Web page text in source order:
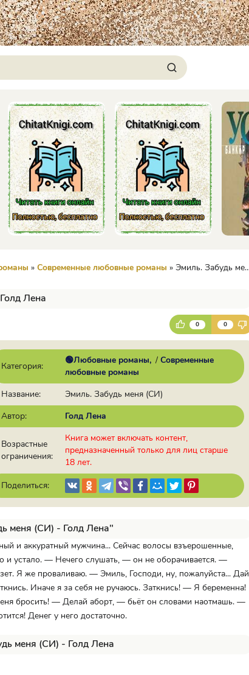
» Современные любовные романы » Эмиль. Забудь меня (СИ) - Голд Лена
Лена
0 0
Категория:
🟢Любовные романы / Современные
любовные романы
Название:
Эмиль. Забудь меня (СИ)
Автор:
Голд Лена
Возрастные
ограничения:
Книга может включать контент,
предназначенный только для лиц старше
18 лет.
Поделиться:
меня (СИ) - Голд Лена"
и аккуратный мужчина... Сейчас волосы взъерошенные,
и устало. — Нечего слушать, — он не оборачивается. —
Я же проваливаю. — Эмиль, Господи, ну, пожалуйста... Дай
Иначе я за себя не ручаюсь. Заткнись! — Я беременна!
бросить! — Делай аборт, — бьёт он словами наотмашь. —
Денег у него достаточно.
меня (СИ) - Голд Лена